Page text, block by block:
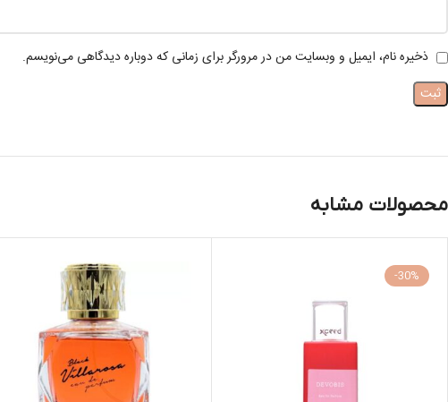
ذخیره نام، ایمیل و وبسایت من در مرورگر برای زمانی که دوباره دیدگاهی می‌نویسم.
محصولات مشابه
-30%